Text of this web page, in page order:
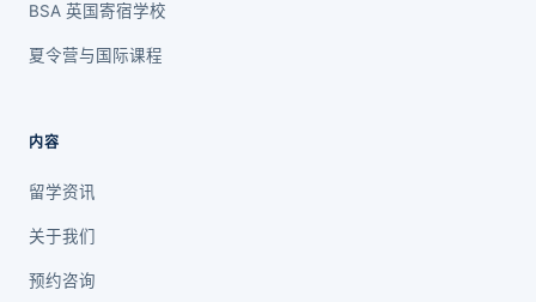
BSA 英国寄宿学校
夏令营与国际课程
内容
留学资讯
关于我们
预约咨询